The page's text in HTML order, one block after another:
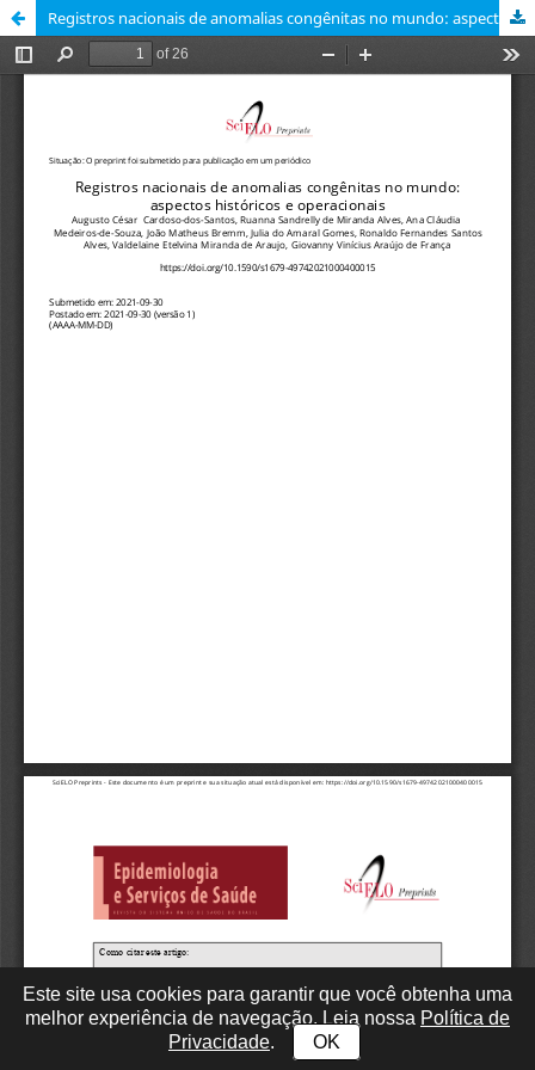
Registros nacionais de anomalias congênitas no mundo: aspectos históricos e operacionais
Este site usa cookies para garantir que você obtenha uma
melhor experiência de navegação. Leia nossa Política de
Privacidade. OK